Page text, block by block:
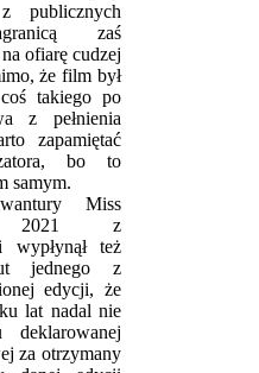
publicznych
zaś
ofiarę cudzej
że film był
takiego po
z pełnienia
zapamiętać
bo to
samym.
Miss
2021 z
wypłynął też
jednego z
edycji, że
lat nadal nie
deklarowanej
za otrzymany